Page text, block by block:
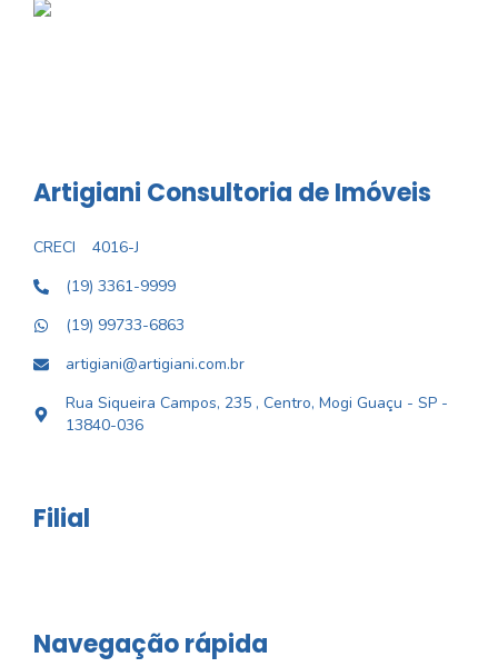
Artigiani Consultoria de Imóveis
CRECI
4016-J
(19) 3361-9999
(19) 99733-6863
artigiani@artigiani.com.br
Rua Siqueira Campos, 235 , Centro, Mogi Guaçu - SP -
13840-036
Filial
Navegação rápida